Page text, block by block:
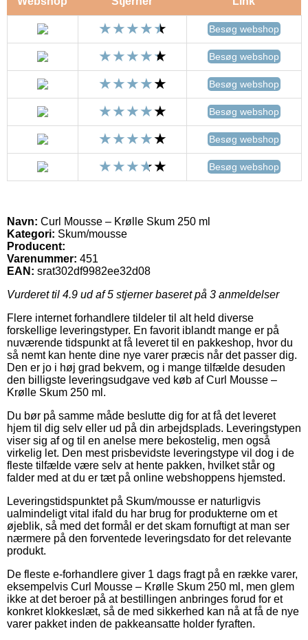
Besøg webshop
Besøg webshop
Besøg webshop
Besøg webshop
Besøg webshop
Besøg webshop
Navn: Curl Mousse – Krølle Skum 250 ml
Kategori: Skum/mousse
Producent:
Varenummer: 451
EAN: srat302df9982ee32d08
Vurderet til 4.9 ud af 5 stjerner baseret på 3 anmeldelser
Flere internet forhandlere tildeler til alt held diverse
forskellige leveringstyper. En favorit iblandt mange er på
nuværende tidspunkt at få leveret til en pakkeshop, hvor du
så nemt kan hente dine nye varer præcis når det passer dig.
Den er jo i høj grad bekvem, og i mange tilfælde desuden
den billigste leveringsudgave ved køb af Curl Mousse –
Krølle Skum 250 ml.
Du bør på samme måde beslutte dig for at få det leveret
hjem til dig selv eller ud på din arbejdsplads. Leveringstypen
viser sig af og til en anelse mere bekostelig, men også
virkelig let. Den mest prisbevidste leveringstype vil dog i de
fleste tilfælde være selv at hente pakken, hvilket står og
falder med at du er tæt på online webshoppens hjemsted.
Leveringstidspunktet på Skum/mousse er naturligvis
ualmindeligt vital ifald du har brug for produkterne om et
øjeblik, så med det formål er det skam fornuftigt at man ser
nærmere på den forventede leveringsdato for det relevante
produkt.
De fleste e-forhandlere giver 1 dags fragt på en række varer,
eksempelvis Curl Mousse – Krølle Skum 250 ml, men glem
ikke at det beroer på at bestillingen anbringes forud for et
konkret klokkeslæt, så de med sikkerhed kan nå at få de nye
varer pakket inden de pakkeansatte holder fyraften.